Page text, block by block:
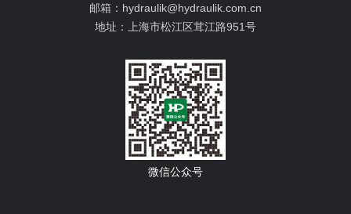
邮箱： hydraulik@hydraulik.com.cn
地址：
上海市松江区茸江路951号
微信公众号